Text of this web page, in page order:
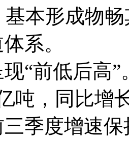
基本形成物
系。
“前低后高
吨，同比增
季度增速